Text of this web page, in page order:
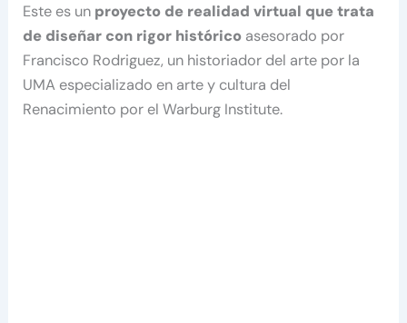
Este es un proyecto de realidad virtual que trata
de diseñar con rigor histórico asesorado por
Francisco Rodriguez, un historiador del arte por la
UMA especializado en arte y cultura del
Renacimiento por el Warburg Institute.